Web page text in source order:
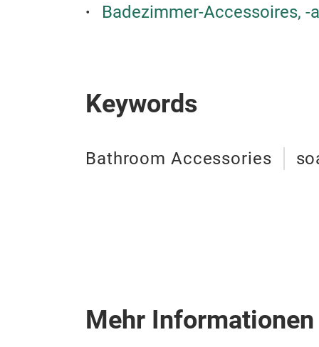
Badezimmer-Accessoires, -
Keywords
Bathroom Accessories
Mehr